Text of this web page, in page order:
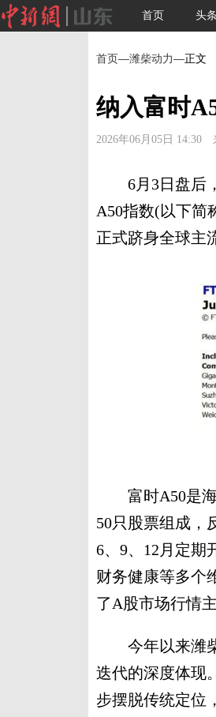
首页 头条
首页—潍柴动力—正文
纳入富时
2026年06月05日 14:30
6月3日盘后，
A50指数(以下简
正式跻身全球主
富时A50是海
50只股票组成，
6、9、12月定期
财务健康等多个
了A股市场行情
今年以来潍柴
迭代的深度体现
步摆脱传统定位